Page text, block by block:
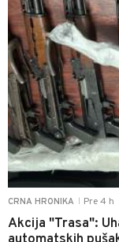
CRNA HRONIKA Pre 4 h
Akcija "Trasa":